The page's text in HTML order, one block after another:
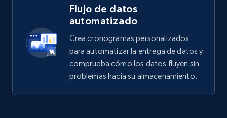
Flujo de datos
automatizado
Crea cronogramas personalizados
para automatizar la entrega de datos y
comprueba cómo los datos fluyen sin
problemas hacia su almacenamiento.